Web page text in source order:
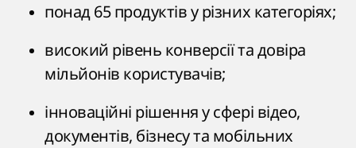
понад 65 продуктів у різних категоріях;
високий рівень конверсії та довіра
мільйонів користувачів;
інноваційні рішення у сфері відео,
документів, бізнесу та мобільних